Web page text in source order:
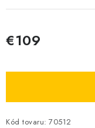
€109
Kód tovaru: 70512